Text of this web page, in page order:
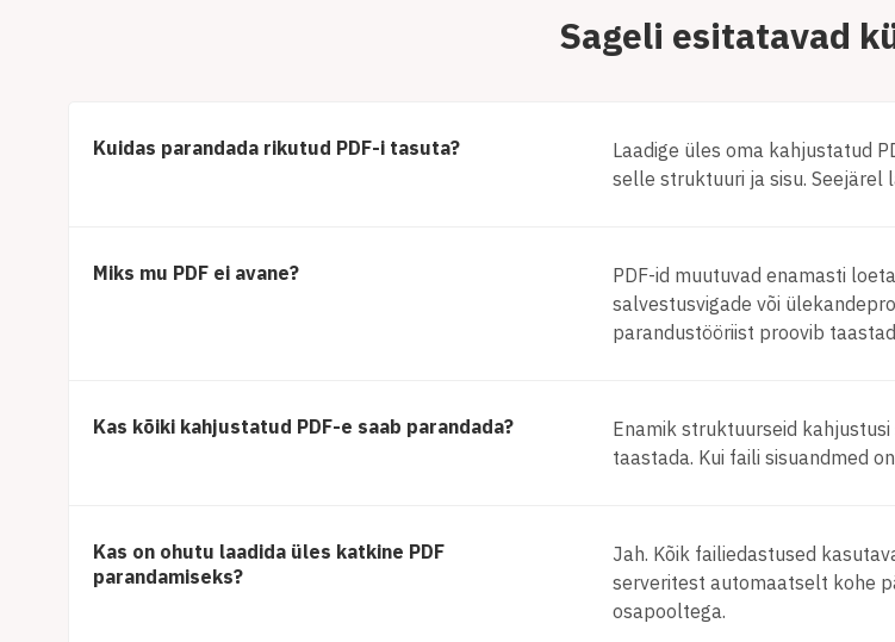
Sageli esitatavad
Kuidas parandada rikutud PDF-i tasuta?
Laadige üles oma kahjustatud
selle struktuuri ja sisu. Seejärel
Miks mu PDF ei avane?
PDF-id muutuvad enamasti
salvestusvigade või
parandustööriist proovib
Kas kõiki kahjustatud PDF-e saab parandada?
Enamik struktuurseid
taastada. Kui faili sisuandmed
Kas on ohutu laadida üles katkine PDF
parandamiseks?
Jah. Kõik failiedastused
serveritest automaatselt kohe
osapooltega.